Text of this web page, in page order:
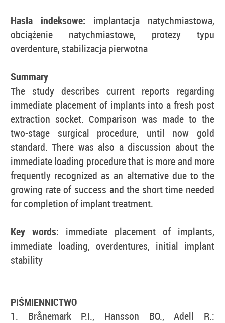
Hasła indeksowe: implantacja natychmiastowa,
obciążenie natychmiastowe, protezy typu
overdenture, stabilizacja pierwotna
Summary
The study describes current reports regarding
immediate placement of implants into a fresh post
extraction socket. Comparison was made to the
two-stage surgical procedure, until now gold
standard. There was also a discussion about the
immediate loading procedure that is more and more
frequently recognized as an alternative due to the
growing rate of success and the short time needed
for completion of implant treatment.
Key words: immediate placement of implants,
immediate loading, overdentures, initial implant
stability
PIŚMIENNICTWO
1. Brånemark P.I., Hansson BO., Adell R.: